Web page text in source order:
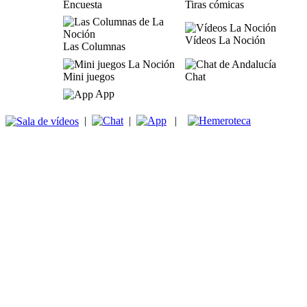
Encuesta Tiras cómicas
Las Columnas
Vídeos La Noción
Mini juegos
Chat
App
| | |